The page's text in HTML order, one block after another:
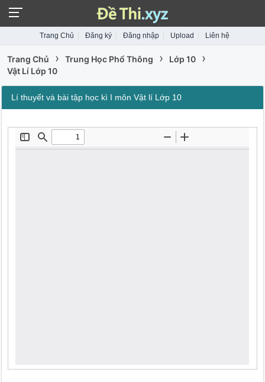
Trang Chủ Đăng ký Đăng nhập Upload Liên hệ
Trang Chủ › Trung Học Phổ Thông › Lớp 10 ›
Vật Lí Lớp 10
Lí thuyết và bài tập học kì I môn Vật lí Lớp 10